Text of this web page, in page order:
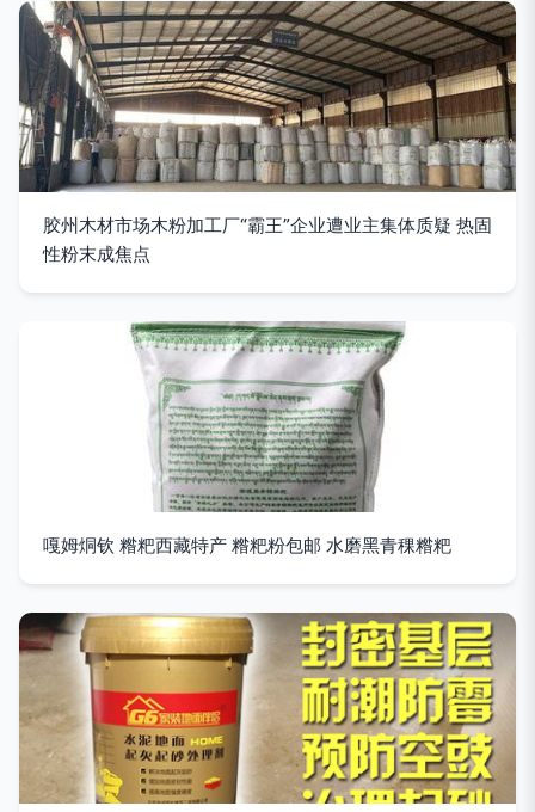
胶州木材市场木粉加工厂“霸王”企业遭业主集体质疑 热固
性粉末成焦点
嘎姆烔钦 糌粑西藏特产 糌粑粉包邮 水磨黑青稞糌粑